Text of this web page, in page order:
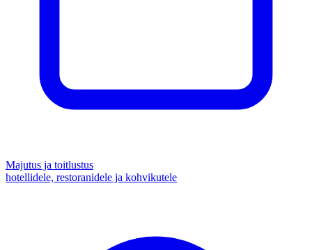
Majutus ja toitlustus
hotellidele, restoranidele ja kohvikutele